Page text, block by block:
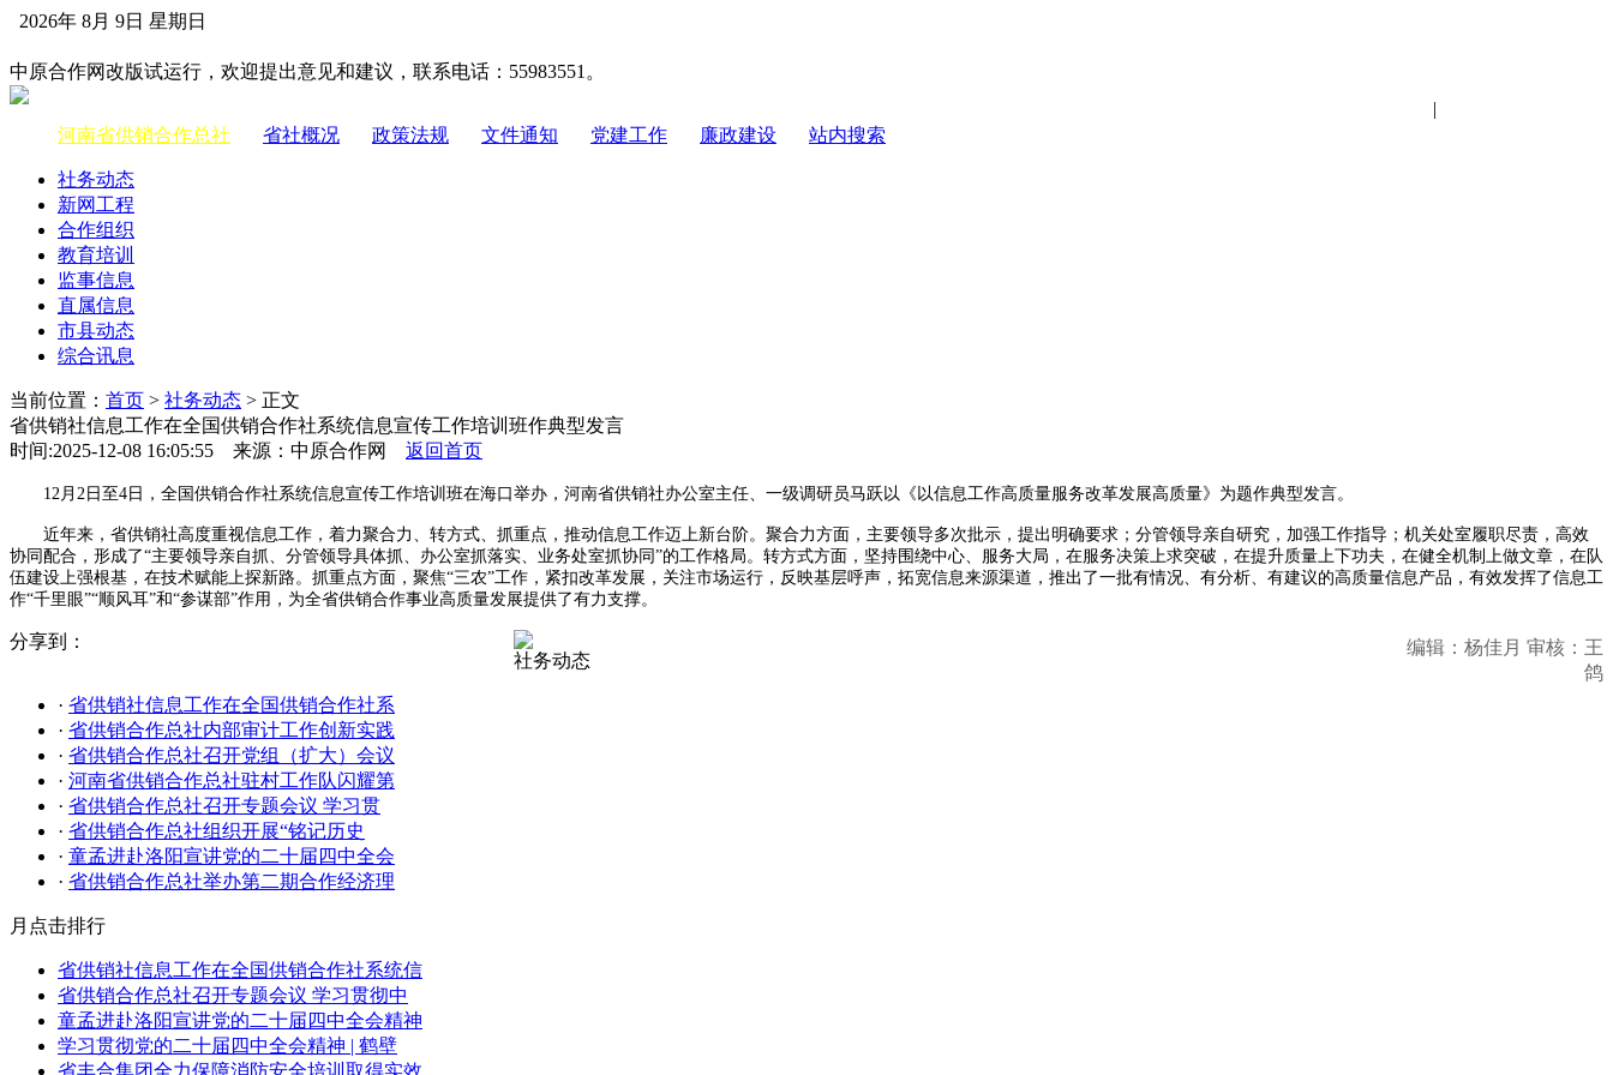
2026年 8月 9日 星期日
中原合作网改版试运行，欢迎提出意见和建议，联系电话：55983551。
|
河南省供销合作总社
省社概况 政策法规 文件通知 党建工作 廉政建设 站内搜索
社务动态
新网工程
合作组织
教育培训
监事信息
直属信息
市县动态
综合讯息
当前位置： 首页 > 社务动态 > 正文
省供销社信息工作在全国供销合作社系统信息宣传工作培训班作典型发言
时间:2025-12-08 16:05:55 来源：中原合作网 返回首页
12月2日至4日，全国供销合作社系统信息宣传工作培训班在海口举办，河南省供销社办公室主任、一级调研员马跃以《以信息工作高质量服务改革发展高质量》为题作典型发言。
近年来，省供销社高度重视信息工作，着力聚合力、转方式、抓重点，推动信息工作迈上新台阶。聚合力方面，主要领导多次批示，提出明确要求；分管领导亲自研究，加强工作指导；机关处室履职尽责，高效
协同配合，形成了“主要领导亲自抓、分管领导具体抓、办公室抓落实、业务处室抓协同”的工作格局。转方式方面，坚持围绕中心、服务大局，在服务决策上求突破，在提升质量上下功夫，在健全机制上做文章，在队
伍建设上强根基，在技术赋能上探新路。抓重点方面，聚焦“三农”工作，紧扣改革发展，关注市场运行，反映基层呼声，拓宽信息来源渠道，推出了一批有情况、有分析、有建议的高质量信息产品，有效发挥了信息工
作“千里眼”“顺风耳”和“参谋部”作用，为全省供销合作事业高质量发展提供了有力支撑。
分享到：
编辑：杨佳月 审核：王
鸽
社务动态
· 省供销社信息工作在全国供销合作社系
· 省供销合作总社内部审计工作创新实践
· 省供销合作总社召开党组（扩大）会议
· 河南省供销合作总社驻村工作队闪耀第
· 省供销合作总社召开专题会议 学习贯
· 省供销合作总社组织开展“铭记历史
· 童孟进赴洛阳宣讲党的二十届四中全会
· 省供销合作总社举办第二期合作经济理
月点击排行
省供销社信息工作在全国供销合作社系统信
省供销合作总社召开专题会议 学习贯彻中
童孟进赴洛阳宣讲党的二十届四中全会精神
学习贯彻党的二十届四中全会精神 | 鹤壁
省丰合集团全力保障消防安全培训取得实效